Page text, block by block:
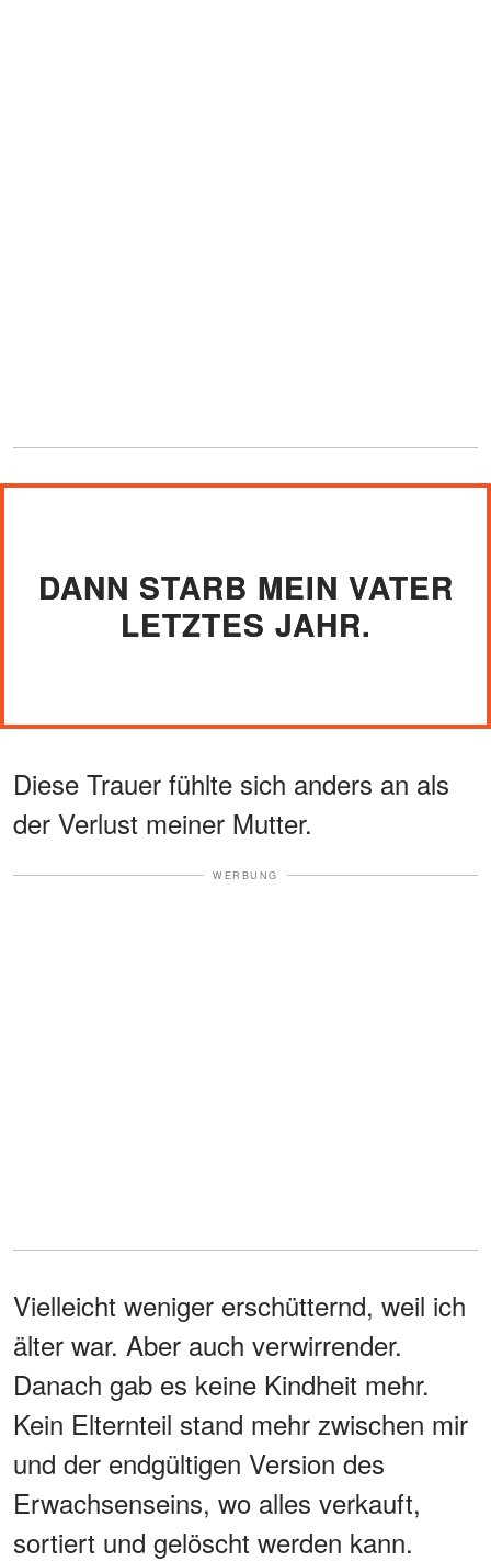
DANN STARB MEIN VATER
LETZTES JAHR.
Diese Trauer fühlte sich anders an als
der Verlust meiner Mutter.
WERBUNG
Vielleicht weniger erschütternd, weil ich
älter war. Aber auch verwirrender.
Danach gab es keine Kindheit mehr.
Kein Elternteil stand mehr zwischen mir
und der endgültigen Version des
Erwachsenseins, wo alles verkauft,
sortiert und gelöscht werden kann.